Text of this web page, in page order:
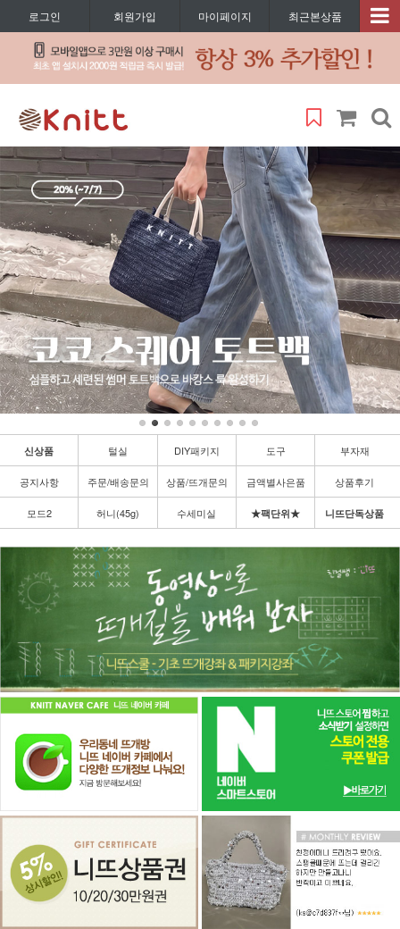
로그인 회원가입 마이페이지 최근본상품
신상품 털실 DIY패키지 도구 부자재
공지사항 주문/배송문의 상품/뜨개문의 금액별사은품 상품후기
모드2 허니(45g) 수세미실 ★팩단위★ 니뜨단독상품